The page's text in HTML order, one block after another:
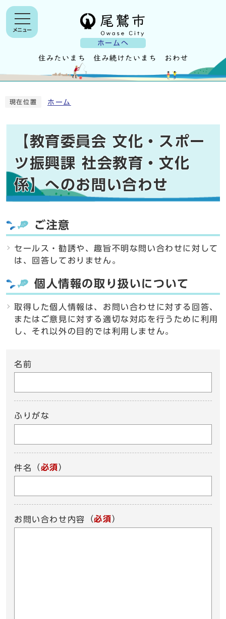
ホームへ
メニュー
現在位置 ホーム
【教育委員会 文化・スポー
ツ振興課 社会教育・文化
係】へのお問い合わせ
ご注意
セールス・勧誘や、趣旨不明な問い合わせに対して
は、回答しておりません。
個人情報の取り扱いについて
取得した個人情報は、お問い合わせに対する回答、
またはご意見に対する適切な対応を行うために利用
し、それ以外の目的では利用しません。
名前
ふりがな
件名 （必須）
お問い合わせ内容 （必須）